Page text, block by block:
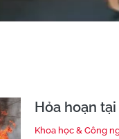
Hỏa hoạn
Khoa học & Công